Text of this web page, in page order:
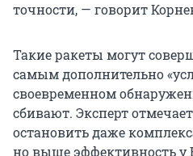
точности, — говорит
Такие ракеты могут
самым дополнительно
своевременном
сбивают. Эксперт
остановить даже
но выше эффективность у